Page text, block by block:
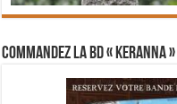
Commandez la BD « Keranna »